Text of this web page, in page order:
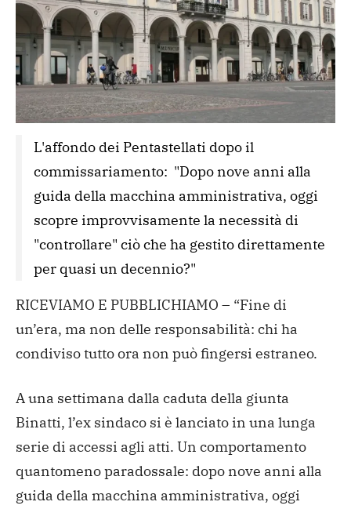
L'affondo dei Pentastellati dopo il
commissariamento:  "Dopo nove anni alla
guida della macchina amministrativa, oggi
scopre improvvisamente la necessità di
"controllare" ciò che ha gestito direttamente
per quasi un decennio?"
RICEVIAMO E PUBBLICHIAMO – “Fine di
un’era, ma non delle responsabilità: chi ha
condiviso tutto ora non può fingersi estraneo.
A una settimana dalla caduta della giunta
Binatti, l’ex sindaco si è lanciato in una lunga
serie di accessi agli atti. Un comportamento
quantomeno paradossale: dopo nove anni alla
guida della macchina amministrativa, oggi